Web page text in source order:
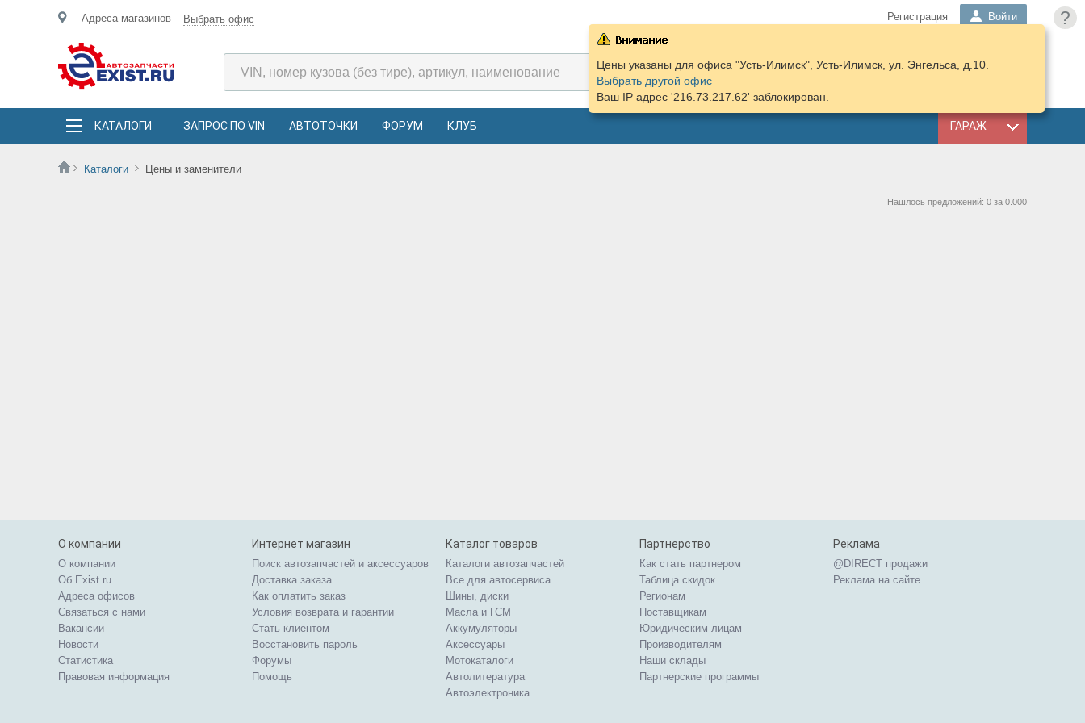
?
Адреса магазинов Выбрать офис Регистрация Войти
КОРЗИНА
ПОДОБРАТЬ
КАТАЛОГИ ЗАПРОС ПО VIN АВТОТОЧКИ ФОРУМ КЛУБ ГАРАЖ
Каталоги Цены и заменители
Цены указаны для офиса "Усть-Илимск", Усть-Илимск, ул. Энгельса, д.10.
Выбрать другой офис
Ваш IP адрес '216.73.217.62' заблокирован.
Нашлось предложений: 0 за 0.000
О компании
О компании
Об Exist.ru
Адреса офисов
Связаться с нами
Вакансии
Новости
Статистика
Правовая информация
Интернет магазин
Поиск автозапчастей и аксессуаров
Доставка заказа
Как оплатить заказ
Условия возврата и гарантии
Стать клиентом
Восстановить пароль
Форумы
Помощь
Каталог товаров
Каталоги автозапчастей
Все для автосервиса
Шины, диски
Масла и ГСМ
Аккумуляторы
Аксессуары
Мотокаталоги
Автолитература
Автоэлектроника
Партнерство
Как стать партнером
Таблица скидок
Регионам
Поставщикам
Юридическим лицам
Производителям
Наши склады
Партнерские программы
Реклама
@DIRECT продажи
Реклама на сайте